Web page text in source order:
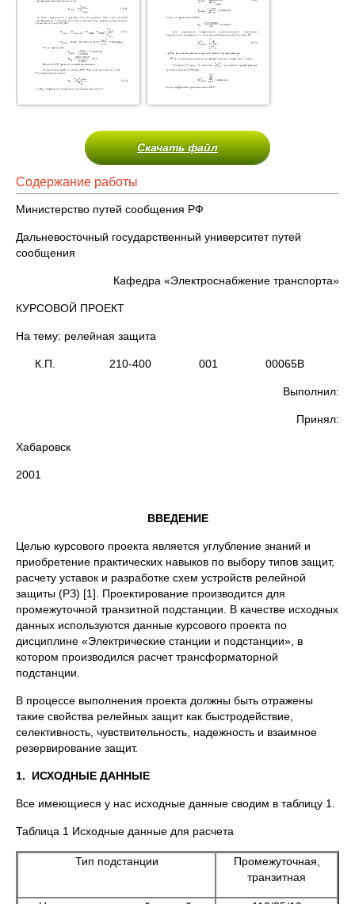
Скачать файл
Содержание работы
Министерство путей сообщения РФ
Дальневосточный государственный университет путей
сообщения
Кафедра «Электроснабжение транспорта»
КУРСОВОЙ ПРОЕКТ
На тему: релейная защита
К.П. 210-400 001 00065В
Выполнил:
Принял:
Хабаровск
2001
ВВЕДЕНИЕ
Целью курсового проекта является углубление знаний и
приобретение практических навыков по выбору типов защит,
расчету уставок и разработке схем устройств релейной
защиты (РЗ) [1]. Проектирование производится для
промежуточной транзитной подстанции. В качестве исходных
данных используются данные курсового проекта по
дисциплине «Электрические станции и подстанции», в
котором производился расчет трансформаторной
подстанции.
В процессе выполнения проекта должны быть отражены
такие свойства релейных защит как быстродействие,
селективность, чувствительность, надежность и взаимное
резервирование защит.
1. ИСХОДНЫЕ ДАННЫЕ
Все имеющиеся у нас исходные данные сводим в таблицу 1.
Таблица 1 Исходные данные для расчета
Тип подстанции
Промежуточная,
транзитная